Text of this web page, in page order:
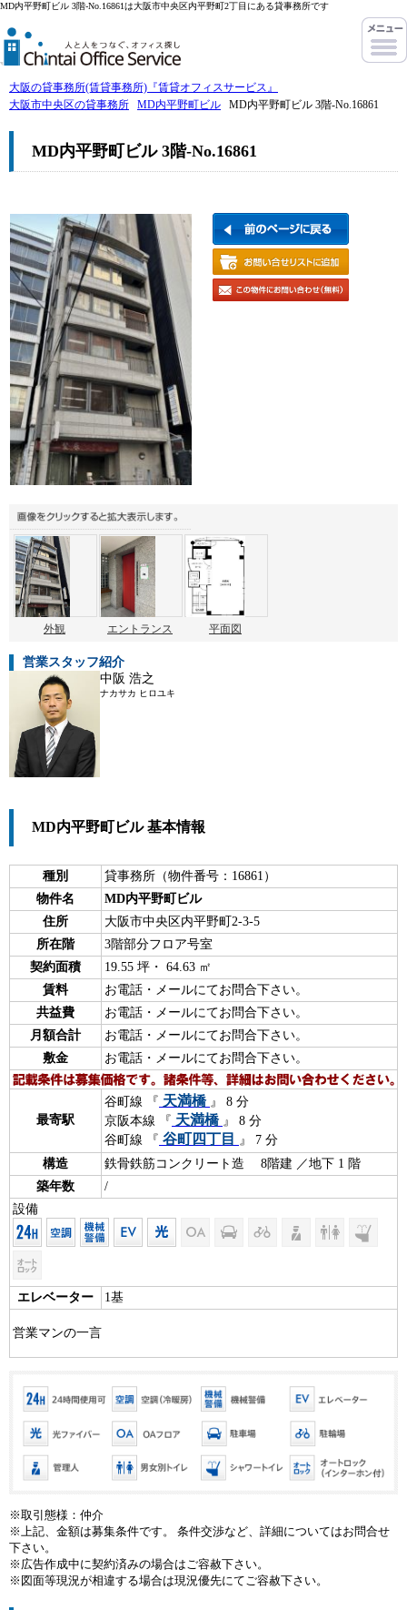
MD内平野町ビル 3階-No.16861は大阪市中央区内平野町2丁目にある貸事務所です
大阪の貸事務所(賃貸事務所)『賃貸オフィスサービス』
大阪市中央区の貸事務所
MD内平野町ビル MD内平野町ビル 3階-No.16861
MD内平野町ビル 3階-No.16861
外観 エントランス 平面図
営業スタッフ紹介
中阪 浩之
ナカサカ ヒロユキ
MD内平野町ビル 基本情報
種別
貸事務所（物件番号：16861）
物件名
MD内平野町ビル
住所
大阪市中央区内平野町2-3-5
所在階
3階部分フロア号室
契約面積
19.55 坪・ 64.63 ㎡
賃料
お電話・メールにてお問合下さい。
共益費
お電話・メールにてお問合下さい。
月額合計
お電話・メールにてお問合下さい。
敷金
お電話・メールにてお問合下さい。
最寄駅
谷町線 『 天満橋 』 8 分
京阪本線 『 天満橋 』 8 分
谷町線 『 谷町四丁目 』 7 分
構造
鉄骨鉄筋コンクリート造 8階建 ／地下 1 階
築年数
/
設備
エレベーター 1基
営業マンの一言
※取引態様：仲介
※上記、金額は募集条件です。 条件交渉など、詳細についてはお問合せ
下さい。
※広告作成中に契約済みの場合はご容赦下さい。
※図面等現況が相違する場合は現況優先にてご容赦下さい。